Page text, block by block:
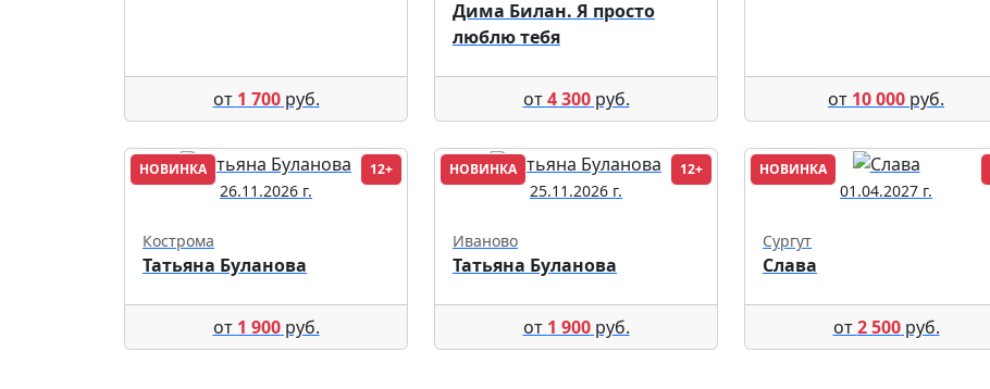
от 1 700руб.
Дима Билан. Я просто
люблю тебя
от4 300руб. от 10 000 руб.
НОВИНКА 12+
26.11.2026 г.
Кострома
Татьяна Буланова
от 1 900руб.
НОВИНКА 12+
25.11.2026 г.
Иваново
Татьяна Буланова
от 1 900руб.
НОВИНКА
01.04.2027 г.
Сургут
Слава
от2 500руб.